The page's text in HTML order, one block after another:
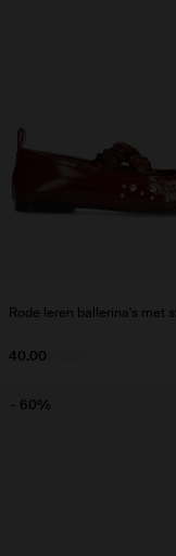
Rode leren ballerina's met
40.00
- 60%